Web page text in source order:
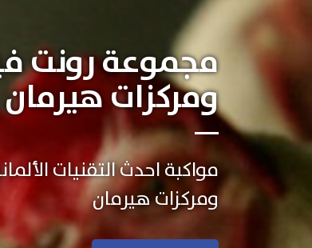
مجموعة رونت
ومركزات هيرمان
نستخدم التكنولوجيا
منتجاتنا بجودة ودقة عالية